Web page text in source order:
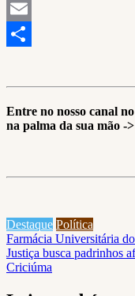
LinkedIn
Email
Entre no nosso canal
na palma da sua mão ->
Destaque Política
Navegação
de
Farmácia Universitária
Justiça busca padrinhos
Criciúma